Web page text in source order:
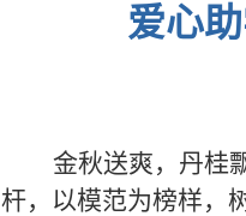
爱心
金秋送爽，丹桂
杆，以模范为榜样，